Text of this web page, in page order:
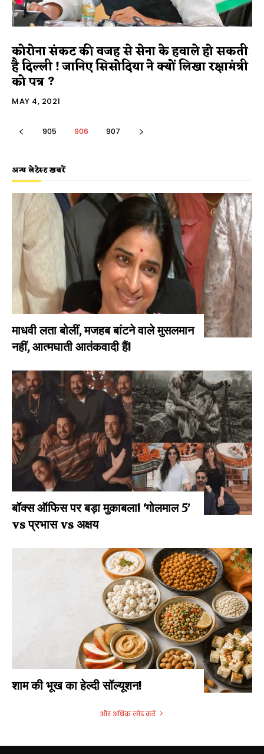
कोरोना संकट की वजह से सेना के हवाले हो सकती
है दिल्ली ! जानिए सिसोदिया ने क्यों लिखा रक्षामंत्री
को पत्र ?
MAY 4, 2021
905 906 907
अन्य लेटेस्ट खबरें
माधवी लता बोलीं, मजहब बांटने वाले मुसलमान
नहीं, आत्मघाती आतंकवादी हैं!
बॉक्स ऑफिस पर बड़ा मुकाबला! ‘गोलमाल 5’
vs प्रभास vs अक्षय
शाम की भूख का हेल्दी सॉल्यूशन!
और अधिक लोड करें